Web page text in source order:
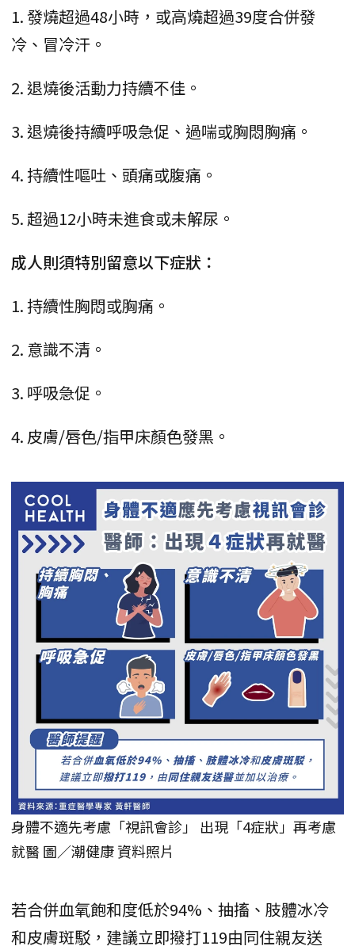
1. 發燒超過48小時，或高燒超過39度合併發
冷、冒冷汗。
2. 退燒後活動力持續不佳。
3. 退燒後持續呼吸急促、過喘或胸悶胸痛。
4. 持續性嘔吐、頭痛或腹痛。
5. 超過12小時未進食或未解尿。
成人則須特別留意以下症狀：
1. 持續性胸悶或胸痛。
2. 意識不清。
3. 呼吸急促。
4. 皮膚/唇色/指甲床顏色發黑。
身體不適先考慮「視訊會診」 出現「4症狀」再考慮
就醫 圖／潮健康 資料照片
若合併血氧飽和度低於94%、抽搐、肢體冰冷
和皮膚斑駁，建議立即撥打119由同住親友送